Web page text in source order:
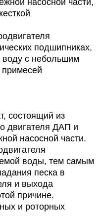
насосной части,
подшипниках,
воду с небольшим
состоящий из
двигателя ДАП и
насосной части.
воды, тем самым
песка в
и выхода
причине.
и роторных